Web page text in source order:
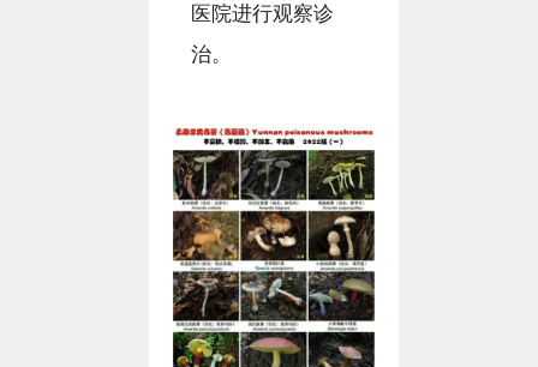
医院进行观察诊
治。